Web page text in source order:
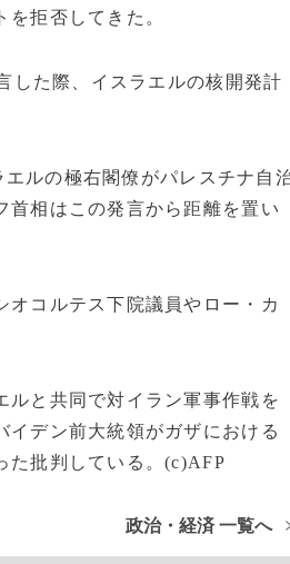
拒否してきた。
した際、イスラエルの核開発計
ルの極右閣僚がパレスチナ自
首相はこの発言から距離を置い
オコルテス下院議員やロー・カ
ルと共同で対イラン軍事作戦を
イデン前大統領がガザにおける
た批判している。(c)AFP
政治・経済 一覧へ